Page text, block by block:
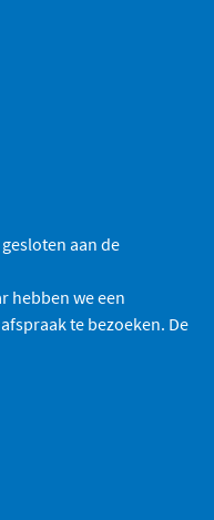
aan de
hebben we een
te bezoeken. De